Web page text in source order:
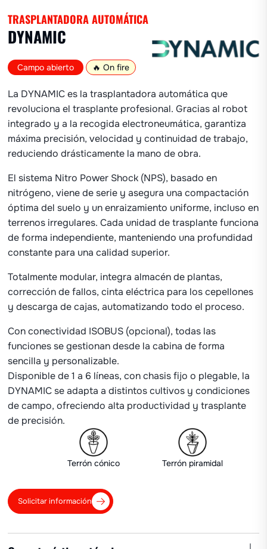
TRASPLANTADORA AUTOMÁTICA
DYNAMIC
Campo abierto 🔥 On fire
La DYNAMIC es la trasplantadora automática que
revoluciona el trasplante profesional. Gracias al robot
integrado y a la recogida electroneumática, garantiza
máxima precisión, velocidad y continuidad de trabajo,
reduciendo drásticamente la mano de obra.
El sistema Nitro Power Shock (NPS), basado en
nitrógeno, viene de serie y asegura una compactación
óptima del suelo y un enraizamiento uniforme, incluso en
terrenos irregulares. Cada unidad de trasplante funciona
de forma independiente, manteniendo una profundidad
constante para una calidad superior.
Totalmente modular, integra almacén de plantas,
corrección de fallos, cinta eléctrica para los cepellones
y descarga de cajas, automatizando todo el proceso.
Con conectividad ISOBUS (opcional), todas las
funciones se gestionan desde la cabina de forma
sencilla y personalizable.
Disponible de 1 a 6 líneas, con chasis fijo o plegable, la
DYNAMIC se adapta a distintos cultivos y condiciones
de campo, ofreciendo alta productividad y trasplante
de precisión.
Terrón cónico Terrón piramidal
Solicitar información